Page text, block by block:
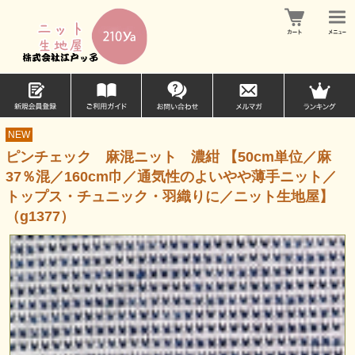
NEW
ピンチェック 麻混ニット 濃紺 【50cm単位／麻
37％混／160cm巾／通気性のよいやや薄手ニット／
トップス・チュニック・羽織りに／ニット生地屋】
（g1377）